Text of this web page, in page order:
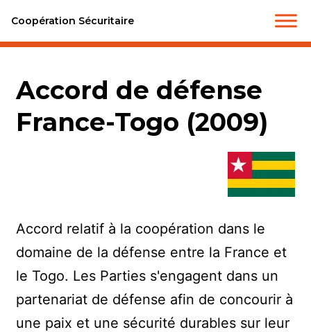
Coopération Sécuritaire
Accord de défense
France-Togo (2009)
Accord relatif à la coopération dans le
domaine de la défense entre la France et
le Togo. Les Parties s'engagent dans un
partenariat de défense afin de concourir à
une paix et une sécurité durables sur leur